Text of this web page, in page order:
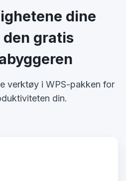
dine
den gratis
verktøy i WPS-pakken for
din.